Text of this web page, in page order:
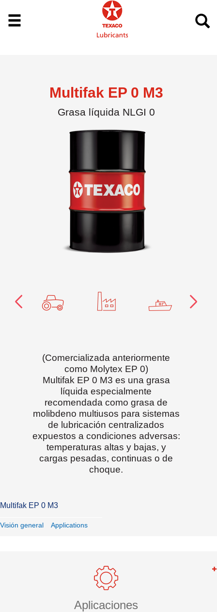
Multifak EP 0 M3
Grasa líquida NLGI 0
(Comercializada anteriormente
como Molytex EP 0)
Multifak EP 0 M3 es una grasa
líquida especialmente
recomendada como grasa de
molibdeno multiusos para sistemas
de lubricación centralizados
expuestos a condiciones adversas:
temperaturas altas y bajas, y
cargas pesadas, continuas o de
choque.
Multifak EP 0 M3
Visión general Applications
Aplicaciones